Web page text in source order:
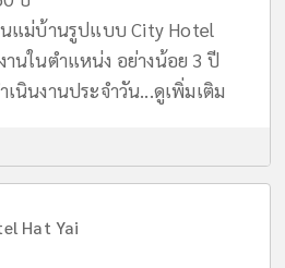
นแม่บ้านรูปแบบ City Hotel
นในตำแหน่ง อย่างน้อย 3 ปี
นินงานประจำวัน...ดูเพิ่มเติม
Hat Yai